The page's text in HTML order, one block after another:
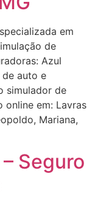
em
de
Azul
de auto e
simulador de
online em: Lavras
Mariana,
Seguro